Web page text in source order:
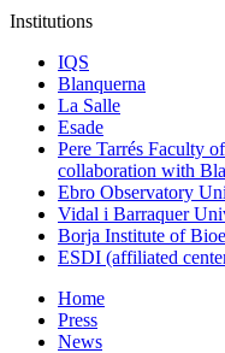
Institutions
IQS
Blanquerna
La Salle
Esade
Pere Tarrés Faculty
collaboration with
Ebro Observatory
Vidal i Barraquer
Borja Institute of
ESDI (affiliated
Home
Press
News